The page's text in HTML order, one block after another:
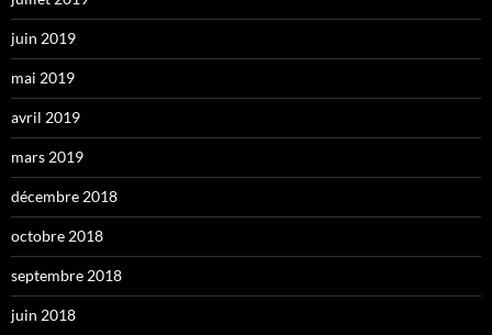
juin 2019
mai 2019
avril 2019
mars 2019
décembre 2018
octobre 2018
septembre 2018
juin 2018